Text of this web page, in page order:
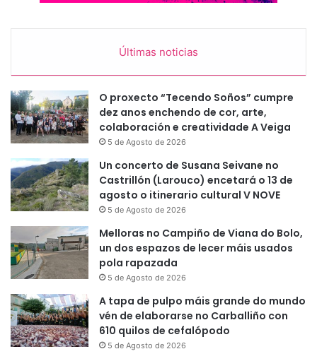
Últimas noticias
O proxecto “Tecendo Soños” cumpre
dez anos enchendo de cor, arte,
colaboración e creatividade A Veiga
5 de Agosto de 2026
Un concerto de Susana Seivane no
Castrillón (Larouco) encetará o 13 de
agosto o itinerario cultural V NOVE
5 de Agosto de 2026
Melloras no Campiño de Viana do Bolo,
un dos espazos de lecer máis usados
pola rapazada
5 de Agosto de 2026
A tapa de pulpo máis grande do mundo
vén de elaborarse no Carballiño con
610 quilos de cefalópodo
5 de Agosto de 2026